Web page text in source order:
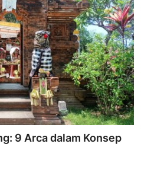
9 Arca dalam Konsep